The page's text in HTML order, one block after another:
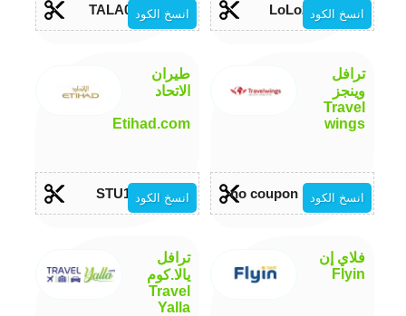
LoLo20انسخ الكود TALA056انسخ الكود
ترافل
وينجز
Travel
wings
no coupon required
انسخ الكود
طيران
الاتحاد
Etihad.com
STU10انسخ الكود
فلاي إن
Flyin
ترافل
يالا.كوم
Travel
Yalla